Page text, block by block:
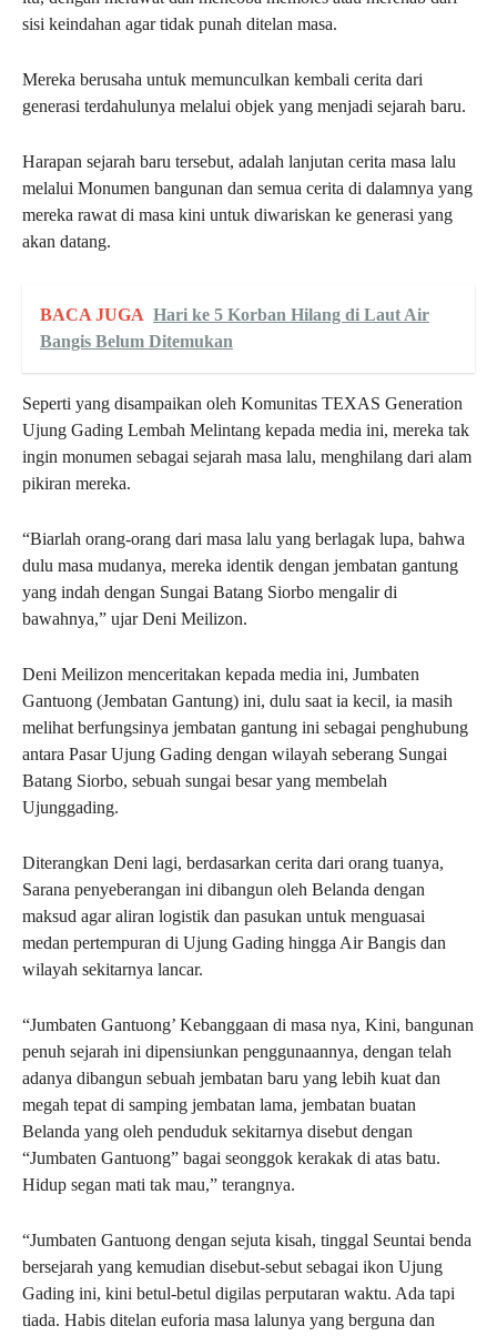
sisi keindahan agar tidak punah ditelan masa.
Mereka berusaha untuk memunculkan kembali cerita dari
generasi terdahulunya melalui objek yang menjadi sejarah baru.
Harapan sejarah baru tersebut, adalah lanjutan cerita masa lalu
melalui Monumen bangunan dan semua cerita di dalamnya yang
mereka rawat di masa kini untuk diwariskan ke generasi yang
akan datang.
BACA JUGA Hari ke 5 Korban Hilang di Laut Air
Bangis Belum Ditemukan
Seperti yang disampaikan oleh Komunitas TEXAS Generation
Ujung Gading Lembah Melintang kepada media ini, mereka tak
ingin monumen sebagai sejarah masa lalu, menghilang dari alam
pikiran mereka.
“Biarlah orang-orang dari masa lalu yang berlagak lupa, bahwa
dulu masa mudanya, mereka identik dengan jembatan gantung
yang indah dengan Sungai Batang Siorbo mengalir di
bawahnya,” ujar Deni Meilizon.
Deni Meilizon menceritakan kepada media ini, Jumbaten
Gantuong (Jembatan Gantung) ini, dulu saat ia kecil, ia masih
melihat berfungsinya jembatan gantung ini sebagai penghubung
antara Pasar Ujung Gading dengan wilayah seberang Sungai
Batang Siorbo, sebuah sungai besar yang membelah
Ujunggading.
Diterangkan Deni lagi, berdasarkan cerita dari orang tuanya,
Sarana penyeberangan ini dibangun oleh Belanda dengan
maksud agar aliran logistik dan pasukan untuk menguasai
medan pertempuran di Ujung Gading hingga Air Bangis dan
wilayah sekitarnya lancar.
“Jumbaten Gantuong’ Kebanggaan di masa nya, Kini, bangunan
penuh sejarah ini dipensiunkan penggunaannya, dengan telah
adanya dibangun sebuah jembatan baru yang lebih kuat dan
megah tepat di samping jembatan lama, jembatan buatan
Belanda yang oleh penduduk sekitarnya disebut dengan
“Jumbaten Gantuong” bagai seonggok kerakak di atas batu.
Hidup segan mati tak mau,” terangnya.
“Jumbaten Gantuong dengan sejuta kisah, tinggal Seuntai benda
bersejarah yang kemudian disebut-sebut sebagai ikon Ujung
Gading ini, kini betul-betul digilas perputaran waktu. Ada tapi
tiada. Habis ditelan euforia masa lalunya yang berguna dan